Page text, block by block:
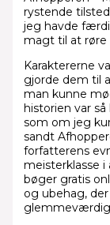
rystende
jeg havde
magt til at røre
Karaktererne
gjorde dem til
man kunne
historien var
som om jeg
sandt
forfatterens
meisterklasse
bøger gratis
og ubehag,